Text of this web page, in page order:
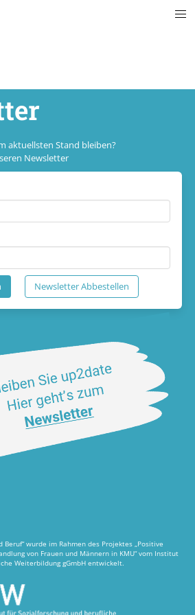
aktuellsten Stand bleiben?
Newsletter
Newsletter Abbestellen
Beruf“ wurde im Rahmen des Projektes „Positive
von Frauen und Männern in KMU“ vom Institut
Weiterbildung gGmbH entwickelt.